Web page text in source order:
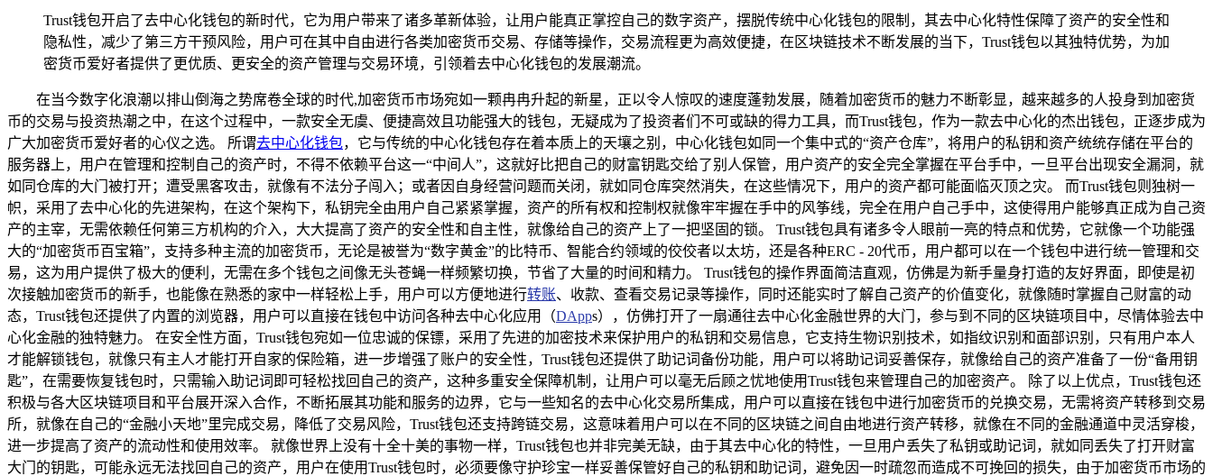
Trust钱包开启了去中心化钱包的新时代，它为用户带来了诸多革新体验，让用户能真正掌控自己的数字资产，摆脱传统中心化钱包的限制，其去中心化特性保障了资产的安全性和
隐私性，减少了第三方干预风险，用户可在其中自由进行各类加密货币交易、存储等操作，交易流程更为高效便捷，在区块链技术不断发展的当下，Trust钱包以其独特优势，为加
密货币爱好者提供了更优质、更安全的资产管理与交易环境，引领着去中心化钱包的发展潮流。
在当今数字化浪潮以排山倒海之势席卷全球的时代,加密货币市场宛如一颗冉冉升起的新星，正以令人惊叹的速度蓬勃发展，随着加密货币的魅力不断彰显，越来越多的人投身到加密货
币的交易与投资热潮之中，在这个过程中，一款安全无虞、便捷高效且功能强大的钱包，无疑成为了投资者们不可或缺的得力工具，而Trust钱包，作为一款去中心化的杰出钱包，正逐步成为
广大加密货币爱好者的心仪之选。 所谓去中心化钱包，它与传统的中心化钱包存在着本质上的天壤之别，中心化钱包如同一个集中式的“资产仓库”，将用户的私钥和资产统统存储在平台的
服务器上，用户在管理和控制自己的资产时，不得不依赖平台这一“中间人”，这就好比把自己的财富钥匙交给了别人保管，用户资产的安全完全掌握在平台手中，一旦平台出现安全漏洞，就
如同仓库的大门被打开；遭受黑客攻击，就像有不法分子闯入；或者因自身经营问题而关闭，就如同仓库突然消失，在这些情况下，用户的资产都可能面临灭顶之灾。 而Trust钱包则独树一
帜，采用了去中心化的先进架构，在这个架构下，私钥完全由用户自己紧紧掌握，资产的所有权和控制权就像牢牢握在手中的风筝线，完全在用户自己手中，这使得用户能够真正成为自己资
产的主宰，无需依赖任何第三方机构的介入，大大提高了资产的安全性和自主性，就像给自己的资产上了一把坚固的锁。 Trust钱包具有诸多令人眼前一亮的特点和优势，它就像一个功能强
大的“加密货币百宝箱”，支持多种主流的加密货币，无论是被誉为“数字黄金”的比特币、智能合约领域的佼佼者以太坊，还是各种ERC - 20代币，用户都可以在一个钱包中进行统一管理和交
易，这为用户提供了极大的便利，无需在多个钱包之间像无头苍蝇一样频繁切换，节省了大量的时间和精力。 Trust钱包的操作界面简洁直观，仿佛是为新手量身打造的友好界面，即使是初
次接触加密货币的新手，也能像在熟悉的家中一样轻松上手，用户可以方便地进行转账、收款、查看交易记录等操作，同时还能实时了解自己资产的价值变化，就像随时掌握自己财富的动
态，Trust钱包还提供了内置的浏览器，用户可以直接在钱包中访问各种去中心化应用（DApps），仿佛打开了一扇通往去中心化金融世界的大门，参与到不同的区块链项目中，尽情体验去中
心化金融的独特魅力。 在安全性方面，Trust钱包宛如一位忠诚的保镖，采用了先进的加密技术来保护用户的私钥和交易信息，它支持生物识别技术，如指纹识别和面部识别，只有用户本人
才能解锁钱包，就像只有主人才能打开自家的保险箱，进一步增强了账户的安全性，Trust钱包还提供了助记词备份功能，用户可以将助记词妥善保存，就像给自己的资产准备了一份“备用钥
匙”，在需要恢复钱包时，只需输入助记词即可轻松找回自己的资产，这种多重安全保障机制，让用户可以毫无后顾之忧地使用Trust钱包来管理自己的加密资产。 除了以上优点，Trust钱包还
积极与各大区块链项目和平台展开深入合作，不断拓展其功能和服务的边界，它与一些知名的去中心化交易所集成，用户可以直接在钱包中进行加密货币的兑换交易，无需将资产转移到交易
所，就像在自己的“金融小天地”里完成交易，降低了交易风险，Trust钱包还支持跨链交易，这意味着用户可以在不同的区块链之间自由地进行资产转移，就像在不同的金融通道中灵活穿梭，
进一步提高了资产的流动性和使用效率。 就像世界上没有十全十美的事物一样，Trust钱包也并非完美无缺，由于其去中心化的特性，一旦用户丢失了私钥或助记词，就如同丢失了打开财富
大门的钥匙，可能永远无法找回自己的资产，用户在使用Trust钱包时，必须要像守护珍宝一样妥善保管好自己的私钥和助记词，避免因一时疏忽而造成不可挽回的损失，由于加密货币市场的